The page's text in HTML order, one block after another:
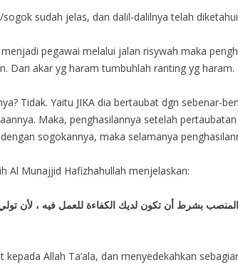
sudah jelas, dan dalil-dalilnya telah
pegawai melalui jalan risywah maka
Dari akar yg haram tumbuhlah ranting yg haram.
Tidak. Yaitu JIKA dia bertaubat dgn sebenar-
Maka, penghasilannya setelah
sogokannya, maka selamanya
Al Munajjid Hafizhahullah menjelaskan:
بشرط أن تكون لديك الكفاءة للعمل فيه ، لأن
kepada Allah Ta’ala, dan menyedekahkan